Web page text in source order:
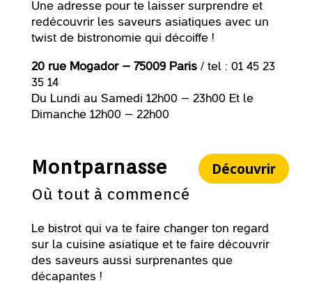
Une adresse pour te laisser surprendre et
redécouvrir les saveurs asiatiques avec un
twist de bistronomie qui décoiffe !
20 rue Mogador – 75009 Paris/ tel : 01 45 23
35 14
Du Lundi au Samedi 12h00 – 23h00 Et le
Dimanche 12h00 – 22h00
Montparnasse
Où tout à commencé
Le bistrot qui va te faire changer ton regard
sur la cuisine asiatique et te faire découvrir
des saveurs aussi surprenantes que
décapantes !
Découvrir